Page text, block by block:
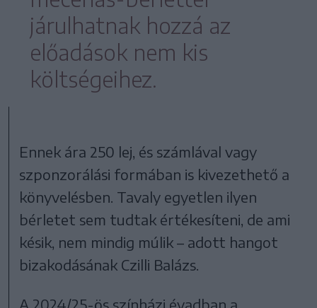
járulhatnak hozzá az
előadások nem kis
költségeihez.
Ennek ára 250 lej, és számlával vagy
szponzorálási formában is kivezethető a
könyvelésben. Tavaly egyetlen ilyen
bérletet sem tudtak értékesíteni, de ami
késik, nem mindig múlik – adott hangot
bizakodásának Czilli Balázs.
A 2024/25-ös színházi évadban a